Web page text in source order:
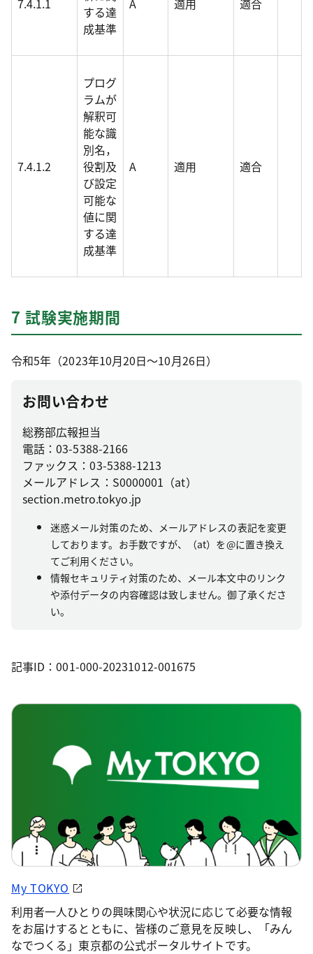
7.4.1.1
する達
成基準
A 適用 適合
7.4.1.2
プログ
ラムが
解釈可
能な識
別名，
役割及
び設定
可能な
値に関
する達
成基準
A 適用 適合
7 試験実施期間
令和5年（2023年10月20日～10月26日）
お問い合わせ
総務部広報担当
電話：03-5388-2166
ファックス：03-5388-1213
メールアドレス：S0000001（at）
section.metro.tokyo.jp
迷惑メール対策のため、メールアドレスの表記を変更
しております。お手数ですが、（at）を@に置き換え
てご利用ください。
情報セキュリティ対策のため、メール本文中のリンク
や添付データの内容確認は致しません。御了承くださ
い。
記事ID：001-000-20231012-001675
My TOKYO
利用者一人ひとりの興味関心や状況に応じて必要な情報
をお届けするとともに、皆様のご意見を反映し、「みん
なでつくる」東京都の公式ポータルサイトです。